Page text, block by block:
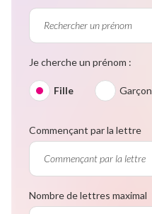
Je cherche un prénom :
Fille Garçon
Commençant par la lettre
Nombre de lettres maximal